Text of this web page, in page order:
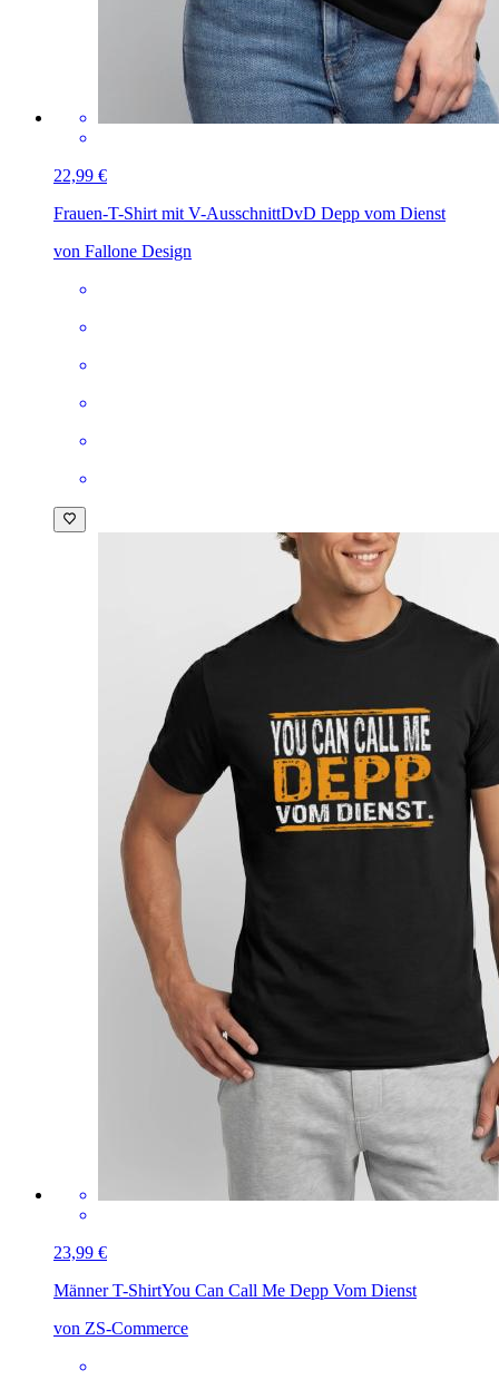
22,99 €
Frauen-T-Shirt mit V-AusschnittDvD Depp vom Dienst
von Fallone Design
23,99 €
Männer T-ShirtYou Can Call Me Depp Vom Dienst
von ZS-Commerce